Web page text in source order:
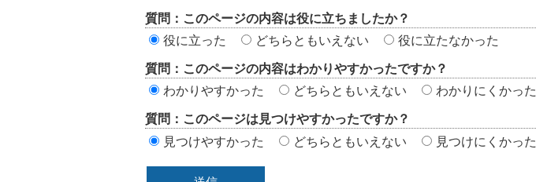
ン
ツ
価
リ
ア
質問：このページの内容は役に立ちましたか？
役に立った
どちらともいえない 役に立たなかった
質問：このページの内容はわかりやすかったですか？
わかりやすかった
どちらともいえない わかりにくかった
質問：このページは見つけやすかったですか？
見つけやすかった
どちらともいえない 見つけにくかった